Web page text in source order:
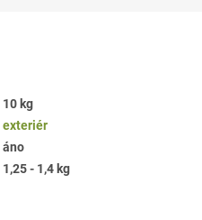
10 kg
exteriér
áno
1,25 - 1,4 kg